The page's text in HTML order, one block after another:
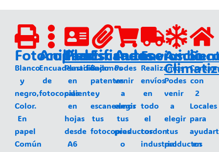
Fotocopias
Blanco
y
negro,
Color.
En
papel
Común
Anillados
Encuadernación
de
fotocopias
Plastificados
Plastificado
en
caliente
en
hojas
desde
A6
Escaneos
Bajamos
patentes
y
escaneamos
tus
fotocopias
Autoservicio
Podes
venir
a
elegir
tus
productos
o
Envios
Realizamos
envíos
en
todo
el
cordon
industrial
Podes
venir
a
elegir
tus
productos
con
2
Locales
para
en